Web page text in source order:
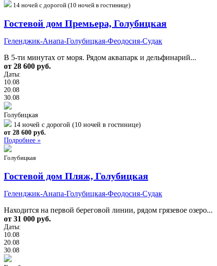
14 ночей с дорогой (10 ночей в гостинице)
Гостевой дом Премьера, Голубицкая
Геленджик-Анапа-Голубицкая-Феодосия-Судак
В 5-ти минутах от моря. Рядом аквапарк и дельфинарий...
от 28 600 руб.
Даты:
10.08
20.08
30.08
Голубицкая
14 ночей с дорогой (10 ночей в гостинице)
от 28 600 руб.
Подробнее »
Голубицкая
Гостевой дом Пляж, Голубицкая
Геленджик-Анапа-Голубицкая-Феодосия-Судак
Находится на первой береговой линии, рядом грязевое озеро...
от 31 000 руб.
Даты:
10.08
20.08
30.08